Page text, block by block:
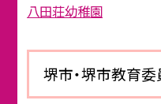
八田荘幼稚園
堺市・堺市教育委